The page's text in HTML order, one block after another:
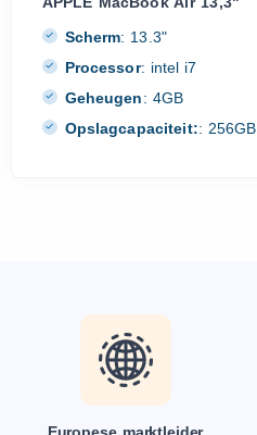
Scherm: 13.3"
Processor: intel i7
Geheugen: 4GB
Opslagcapaciteit:: 256GB